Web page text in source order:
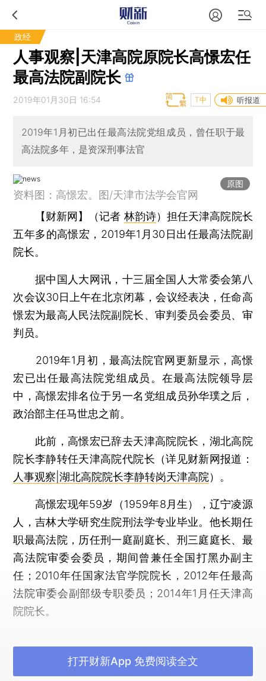
政经
人事观察|天津高院原院长高憬宏任
最高法院副院长
2019年01月30日 16:54 听报道
T中
2019年1月初已出任最高法院党组成员，曾任职于最
高法院多年，是资深刑事法官
原图
资料图：高憬宏。图/天津市法学会官网
【财新网】（记者 林韵诗） 担任天津高院院长
五年多的高憬宏，2019年1月30日出任最高法院副
院长。
据中国人大网讯，十三届全国人大常委会第八
次会议30日上午在北京闭幕，会议经表决，任命高
憬宏为最高人民法院副院长、审判委员会委员、审
判员。
2019年1月初，最高法院官网更新显示，高憬
宏已出任最高法院党组成员。在最高法院领导层
中，高憬宏排名位于另一名党组成员孙华璞之后，
政治部主任马世忠之前。
此前，高憬宏已辞去天津高院院长，湖北高院
院长李静转任天津高院代院长（详见财新网报道：
人事观察|湖北高院院长李静转岗天津高院）。
高憬宏现年59岁（1959年8月生），辽宁凌源
人，吉林大学研究生院刑法学专业毕业。他长期任
职最高法院，历任刑一庭副庭长、刑三庭庭长、最
高法院审委会委员，期间曾兼任全国打黑办副主
任；2010年任国家法官学院院长，2012年任最高
法院审委会副部级专职委员；2014年1月任天津高
院院长。
为抓手，推进审判权运行机制改革。中国政法大学
终身教授陈光中曾在《人民法院报》发文称，天津
打开财新App 免费阅读全文